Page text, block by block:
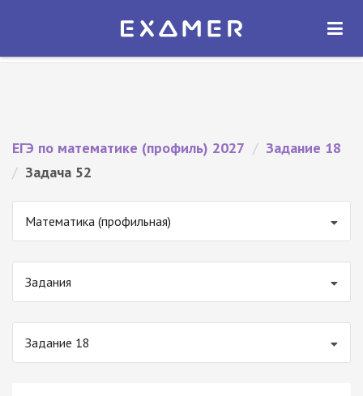
Экзамер — ЕГЭ 2027
ОТКРЫТЬ
ЕГЭ по математике (профиль) 2027 / Задание 18
/ Задача 52
Математика (профильная)
Задания
Задание 18